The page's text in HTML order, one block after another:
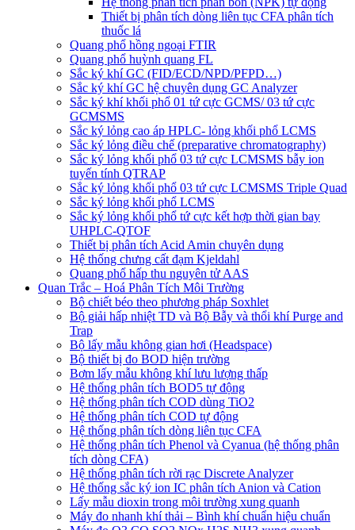
Thiết bị phân tích dòng liên tục CFA phân tích
thuốc lá
Quang phổ hồng ngoại FTIR
Quang phổ huỳnh quang FL
Sắc ký khí GC (FID/ECD/NPD/PFPD…)
Sắc ký khí GC hệ chuyên dụng GC Analyzer
Sắc ký khí khối phổ 01 tứ cực GCMS/ 03 tứ cực
GCMSMS
Sắc ký lỏng cao áp HPLC- lỏng khối phổ LCMS
Sắc ký lỏng điều chế (preparative chromatography)
Sắc ký lỏng khối phổ 03 tứ cực LCMSMS bẫy ion
tuyến tính QTRAP
Sắc ký lỏng khối phổ 03 tứ cực LCMSMS Triple Quad
Sắc ký lỏng khối phổ LCMS
Sắc ký lỏng khối phổ tứ cực kết hợp thời gian bay
UHPLC-QTOF
Thiết bị phân tích Acid Amin chuyên dụng
Hệ thống chưng cất đạm Kjeldahl
Quang phổ hấp thu nguyên tử AAS
Quan Trắc – Hoá Phân Tích Môi Trường
Bộ chiết béo theo phương pháp Soxhlet
Bộ giải hấp nhiệt TD và Bộ Bẫy và thổi khí Purge and
Trap
Bộ lấy mẫu không gian hơi (Headspace)
Bộ thiết bị đo BOD hiện trường
Bơm lấy mẫu không khí lưu lượng thấp
Hệ thống phân tích BOD5 tự động
Hệ thống phân tích COD dùng TiO2
Hệ thống phân tích COD tự động
Hệ thống phân tích dòng liên tục CFA
Hệ thống phân tích Phenol và Cyanua (hệ thống phân
tích dòng CFA)
Hệ thống phân tích rời rạc Discrete Analyzer
Hệ thống sắc ký ion IC phân tích Anion và Cation
Lấy mẫu dioxin trong môi trường xung quanh
Máy đo nhanh khí thải – Bình khí chuẩn hiệu chuẩn